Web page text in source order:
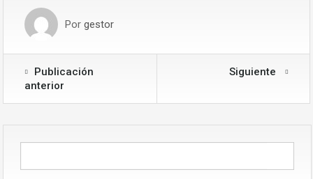
Por gestor
Publicación
anterior
Siguiente